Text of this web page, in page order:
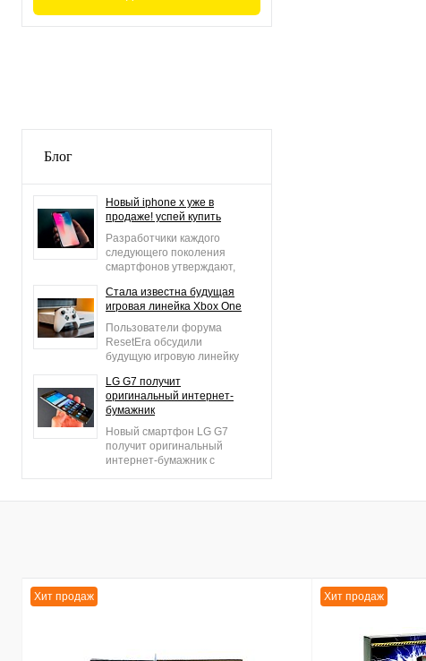
Блог
Новый iphone x уже в
продаже! успей купить
Разработчики каждого
следующего поколения
смартфонов утверждают,
из всех когда-либо
выпущенных. То же самое
говорят создатели iPhone
X.
Стала известна будущая
игровая линейка Xbox One
Пользователи форума
ResetEra обсудили
будущую игровую линейку
выступил Klobrille. Стало
известно, какие новые
игровые проекты
появятся для консоли
Xbox One.
LG G7 получит
оригинальный интернет-
бумажник
Новый смартфон LG G7
получит оригинальный
интернет-бумажник с
использовать в качестве
Хит продаж Хит продаж